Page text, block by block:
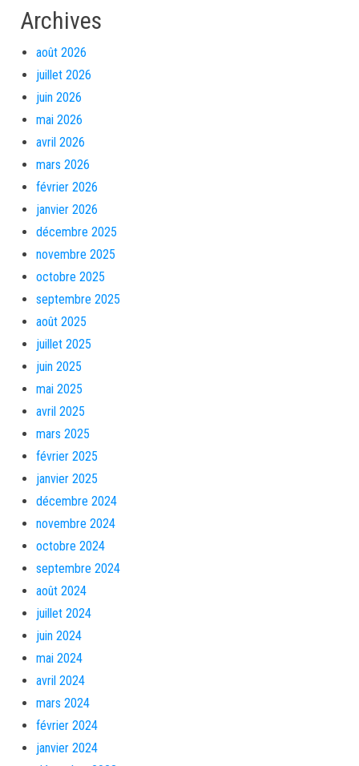
Archives
août 2026
juillet 2026
juin 2026
mai 2026
avril 2026
mars 2026
février 2026
janvier 2026
décembre 2025
novembre 2025
octobre 2025
septembre 2025
août 2025
juillet 2025
juin 2025
mai 2025
avril 2025
mars 2025
février 2025
janvier 2025
décembre 2024
novembre 2024
octobre 2024
septembre 2024
août 2024
juillet 2024
juin 2024
mai 2024
avril 2024
mars 2024
février 2024
janvier 2024